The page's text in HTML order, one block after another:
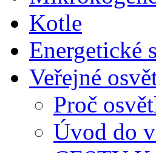
Kotle
Energetické
Veřejné
Proč
Úvod do